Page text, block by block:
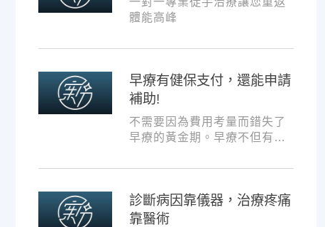
體能高峰
早療有健保支付，還能申請
補助!
不需要因為費用考量而錯失了
早療的黃金期。早療不但有健
與療育訓練補助，把握資源，
診斷病因靠儀器，治療疼痛
靠醫術